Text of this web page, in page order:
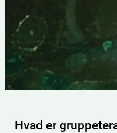
Hvad er